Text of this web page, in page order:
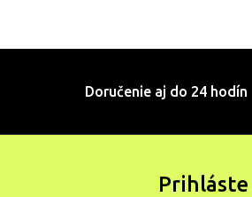
Doručenie aj do 24 hodín